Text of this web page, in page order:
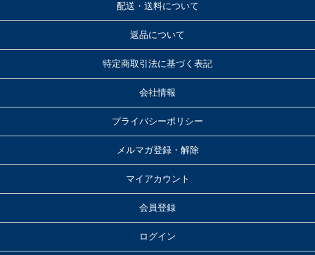
配送・送料について
返品について
特定商取引法に基づく表記
会社情報
プライバシーポリシー
メルマガ登録・解除
マイアカウント
会員登録
ログイン